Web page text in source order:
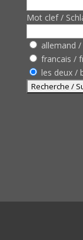
Mot clef /
allemand
francais /
les deux /